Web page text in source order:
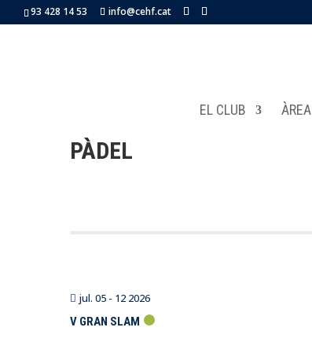
93 428 14 53 info@cehf.cat
EL CLUB
PÀDEL
jul. 05 - 12 2026
V GRAN SLAM